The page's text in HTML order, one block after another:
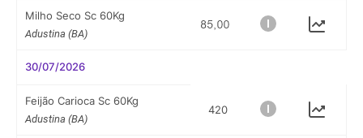
Milho Seco Sc 60Kg
Adustina (BA)
30/07/2026
Feijão Carioca Sc 60Kg
Adustina (BA)
420